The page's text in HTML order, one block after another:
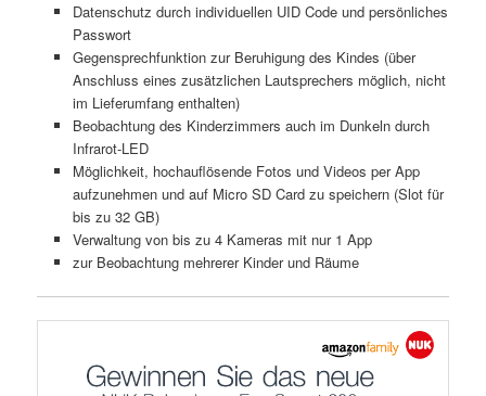
Datenschutz durch individuellen UID Code und persönliches
Passwort
Gegensprechfunktion zur Beruhigung des Kindes (über
Anschluss eines zusätzlichen Lautsprechers möglich, nicht
im Lieferumfang enthalten)
Beobachtung des Kinderzimmers auch im Dunkeln durch
Infrarot-LED
Möglichkeit, hochauflösende Fotos und Videos per App
aufzunehmen und auf Micro SD Card zu speichern (Slot für
bis zu 32 GB)
Verwaltung von bis zu 4 Kameras mit nur 1 App
zur Beobachtung mehrerer Kinder und Räume